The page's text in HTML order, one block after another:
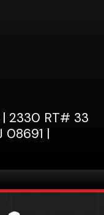
| 2330 RT# 33
08691 |